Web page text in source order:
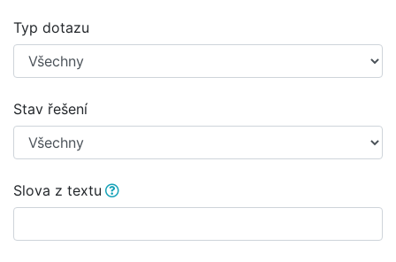
Typ dotazu
Stav řešení
Slova z textu